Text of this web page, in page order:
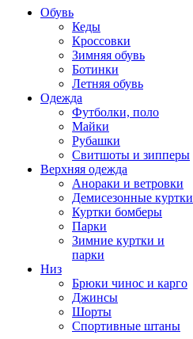
Обувь
Кеды
Кроссовки
Зимняя обувь
Ботинки
Летняя обувь
Одежда
Футболки, поло
Майки
Рубашки
Свитшоты и зипперы
Верхняя одежда
Анораки и ветровки
Демисезонные куртки
Куртки бомберы
Парки
Зимние куртки и
парки
Низ
Брюки чинос и карго
Джинсы
Шорты
Спортивные штаны